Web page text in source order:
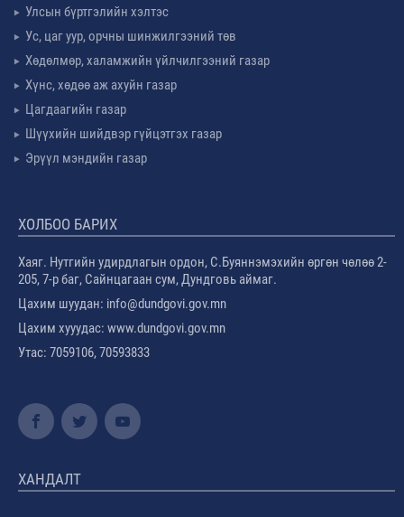
Улсын бүртгэлийн хэлтэс
Ус, цаг уур, орчны шинжилгээний төв
Хөдөлмөр, халамжийн үйлчилгээний газар
Хүнс, хөдөө аж ахуйн газар
Цагдаагийн газар
Шүүхийн шийдвэр гүйцэтгэх газар
Эрүүл мэндийн газар
ХОЛБОО БАРИХ
Хаяг. Нутгийн удирдлагын ордон, С.Буяннэмэхийн өргөн чөлөө 2-
205, 7-р баг, Сайнцагаан сум, Дундговь аймаг.
Цахим шуудан: info@dundgovi.gov.mn
Цахим хууудас: www.dundgovi.gov.mn
Утас: 7059106, 70593833
ХАНДАЛТ